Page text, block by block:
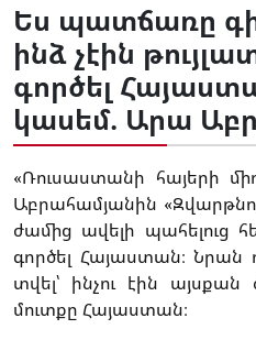
Ես պատճառը
ինձ չէին
գործել
կասեմ. Արա
«Ռուսաստանի հայերի
Աբրահամյանին
ժամից ավելի պահելուց
գործել Հայաստան։ Նրան
տվել՝ ինչու էին
մուտքը Հայաստան։